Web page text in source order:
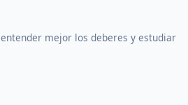
mejor los deberes y estudiar